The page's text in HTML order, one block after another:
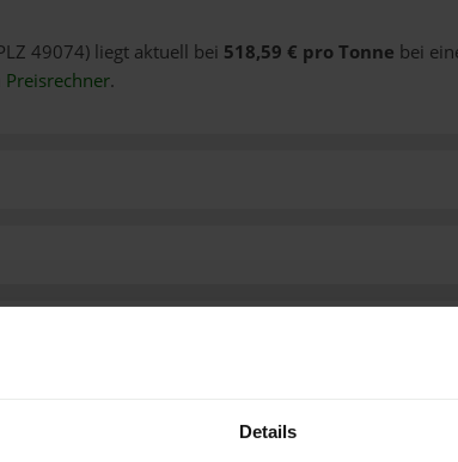
Details
49074) liegt aktuell bei 518,59 € pro Tonne bei
Preisrechner.